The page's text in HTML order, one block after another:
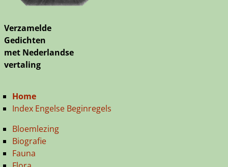
Verzamelde
Gedichten
met Nederlandse
vertaling
Home
Index Engelse Beginregels
Bloemlezing
Biografie
Fauna